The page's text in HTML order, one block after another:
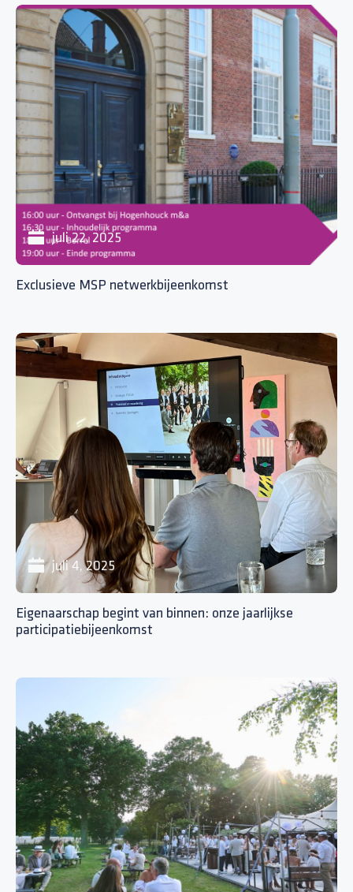
juli 22, 2025
Exclusieve MSP netwerkbijeenkomst
juli 4, 2025
Eigenaarschap begint van binnen: onze jaarlijkse
participatiebijeenkomst